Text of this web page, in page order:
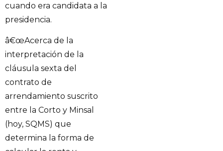
cuando era candidata a la
presidencia.
â€œAcerca de la
interpretación de la
cláusula sexta del
contrato de
arrendamiento suscrito
entre la Corto y Minsal
(hoy, SQMS) que
determina la forma de